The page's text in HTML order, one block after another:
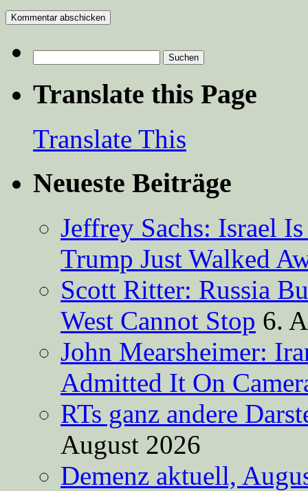
nach:
Translate this Page
Translate This
Neueste Beiträge
Jeffrey Sachs: Israel
Trump Just Walked
Scott Ritter: Russia
West Cannot Stop 6.
John Mearsheimer:
Admitted It On
RTs ganz andere
August 2026
Demenz aktuell,